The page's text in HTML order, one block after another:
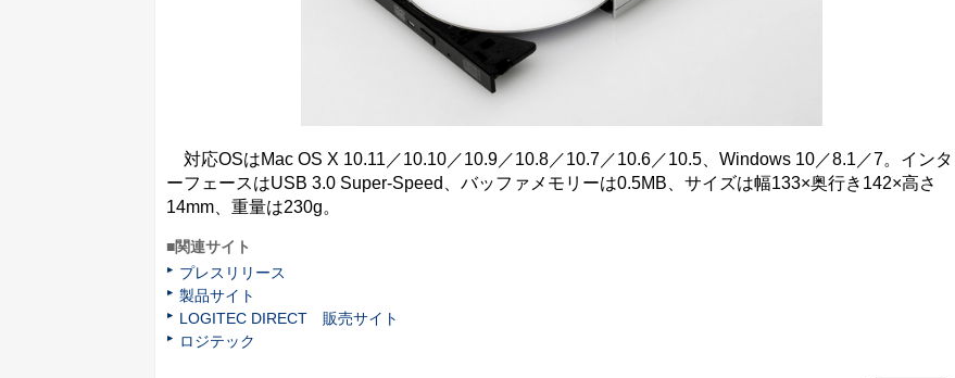
対応OSはMac OS X 10.11／10.10／10.9／10.8／10.7／10.6／10.5、Windows 10／8.1／7。インタ
ーフェースはUSB 3.0 Super-Speed、バッファメモリーは0.5MB、サイズは幅133×奥行き142×高さ
14mm、重量は230g。
■関連サイト
プレスリリース
製品サイト
LOGITEC DIRECT 販売サイト
ロジテック